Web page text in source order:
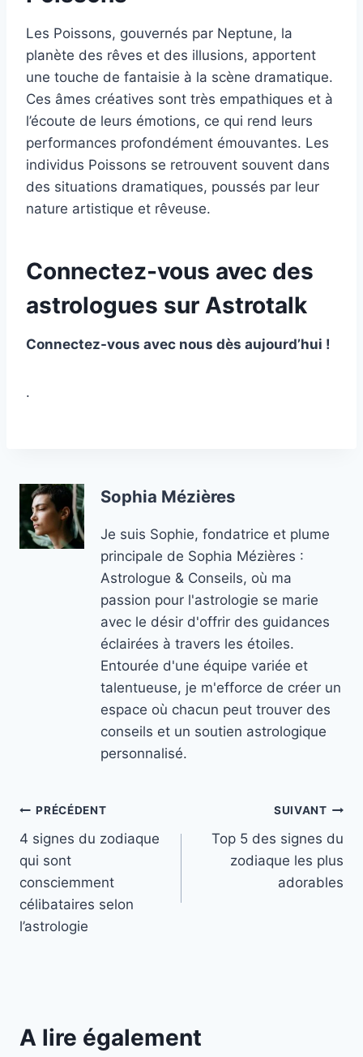
Les Poissons, gouvernés par Neptune, la
planète des rêves et des illusions, apportent
une touche de fantaisie à la scène dramatique.
Ces âmes créatives sont très empathiques et à
l’écoute de leurs émotions, ce qui rend leurs
performances profondément émouvantes. Les
individus Poissons se retrouvent souvent dans
des situations dramatiques, poussés par leur
nature artistique et rêveuse.
Connectez-vous avec des
astrologues sur Astrotalk
Connectez-vous avec nous dès aujourd’hui !
.
Sophia Mézières
Je suis Sophie, fondatrice et plume
principale de Sophia Mézières :
Astrologue & Conseils, où ma
passion pour l'astrologie se marie
avec le désir d'offrir des guidances
éclairées à travers les étoiles.
Entourée d'une équipe variée et
talentueuse, je m'efforce de créer un
espace où chacun peut trouver des
conseils et un soutien astrologique
personnalisé.
Navigation
de
l’article
PRÉCÉDENT
4 signes du zodiaque
qui sont
consciemment
célibataires selon
l’astrologie
SUIVANT
Top 5 des signes du
zodiaque les plus
adorables
A lire également